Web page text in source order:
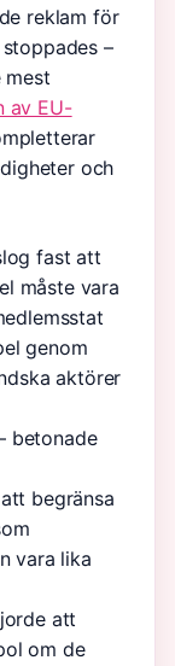
reklam för
–
mest
av EU-
och
fast att
måste vara
genom
aktörer
betonade
begränsa
vara lika
att
om de